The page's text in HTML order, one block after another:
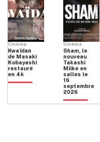
Cinéma
Kwaïdan
de Masaki
Kobayashi
restauré
en 4k
Cinéma
Sham, le
nouveau
Takashi
Miike en
salles le
16
septembre
2026